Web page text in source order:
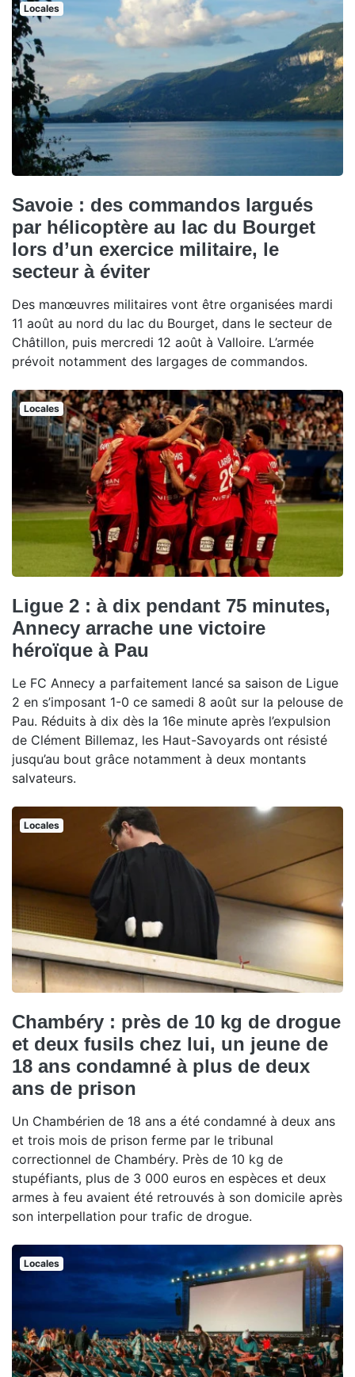
Locales
Savoie : des commandos largués
par hélicoptère au lac du Bourget
lors d’un exercice militaire, le
secteur à éviter
Des manœuvres militaires vont être organisées mardi
11 août au nord du lac du Bourget, dans le secteur de
Châtillon, puis mercredi 12 août à Valloire. L’armée
prévoit notamment des largages de commandos.
Locales
Ligue 2 : à dix pendant 75 minutes,
Annecy arrache une victoire
héroïque à Pau
Le FC Annecy a parfaitement lancé sa saison de Ligue
2 en s’imposant 1-0 ce samedi 8 août sur la pelouse de
Pau. Réduits à dix dès la 16e minute après l’expulsion
de Clément Billemaz, les Haut-Savoyards ont résisté
jusqu’au bout grâce notamment à deux montants
salvateurs.
Locales
Chambéry : près de 10 kg de drogue
et deux fusils chez lui, un jeune de
18 ans condamné à plus de deux
ans de prison
Un Chambérien de 18 ans a été condamné à deux ans
et trois mois de prison ferme par le tribunal
correctionnel de Chambéry. Près de 10 kg de
stupéfiants, plus de 3 000 euros en espèces et deux
armes à feu avaient été retrouvés à son domicile après
son interpellation pour trafic de drogue.
Locales